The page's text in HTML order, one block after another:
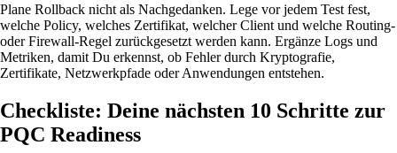
Plane Rollback nicht als Nachgedanken. Lege vor jedem Test fest,
welche Policy, welches Zertifikat, welcher Client und welche Routing-
oder Firewall-Regel zurückgesetzt werden kann. Ergänze Logs und
Metriken, damit Du erkennst, ob Fehler durch Kryptografie,
Zertifikate, Netzwerkpfade oder Anwendungen entstehen.
Checkliste: Deine nächsten 10 Schritte zur
PQC Readiness